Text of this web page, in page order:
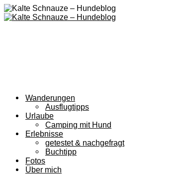
Wanderungen
Ausflugtipps
Urlaube
Camping mit Hund
Erlebnisse
getestet & nachgefragt
Buchtipp
Fotos
Über mich